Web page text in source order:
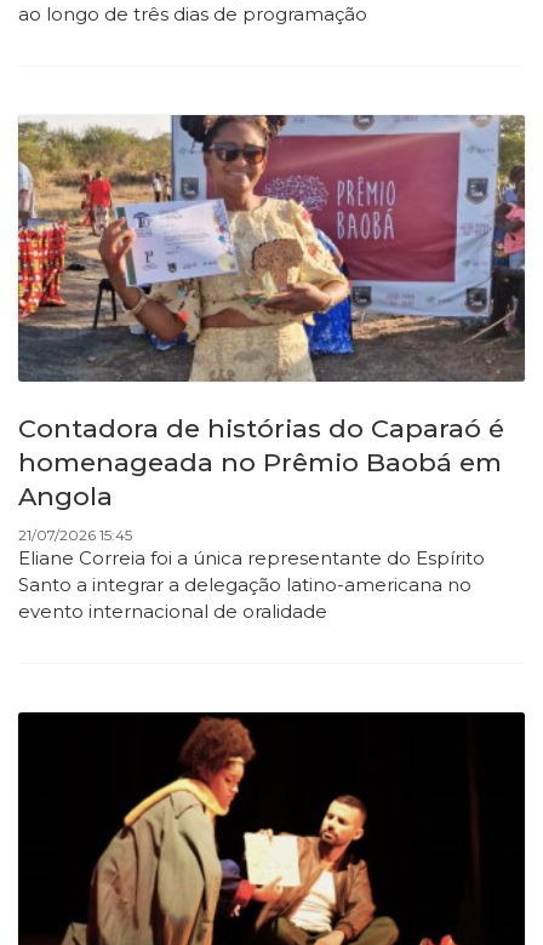
ao longo de três dias de programação
Contadora de histórias do Caparaó é
homenageada no Prêmio Baobá em
Angola
21/07/2026 15:45
Eliane Correia foi a única representante do Espírito
Santo a integrar a delegação latino-americana no
evento internacional de oralidade